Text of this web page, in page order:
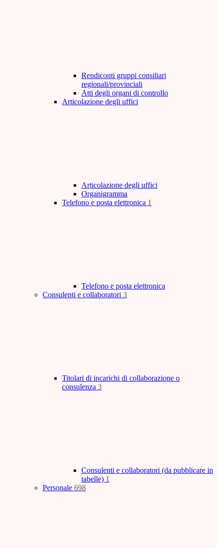
Rendiconti gruppi consiliari
regionali/provinciali
Atti degli organi di controllo
Articolazione degli uffici
Articolazione degli uffici
Organigramma
Telefono e posta elettronica 1
Telefono e posta elettronica
Consulenti e collaboratori 3
Titolari di incarichi di collaborazione o
consulenza 3
Consulenti e collaboratori (da pubblicare in
tabelle) 1
Personale 698